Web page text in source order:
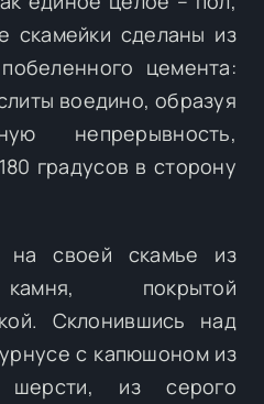
скамейки сделаны из
цемента:
воедино, образуя
непрерывность,
градусов в сторону
на своей скамье из
покрытой
Склонившись над
с капюшоном из
шерсти, из серого